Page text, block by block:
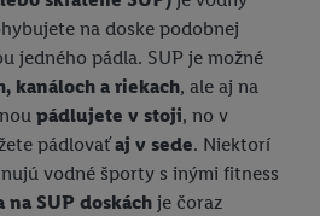
na doske podobnej
jedného pádla. SUP je možné
kanáloch a riekach, ale aj na
pádlujete v stoji, no v
pádlovaťaj v sede. Niektorí
vodné športy s inými fitness
na SUP doskách je čoraz